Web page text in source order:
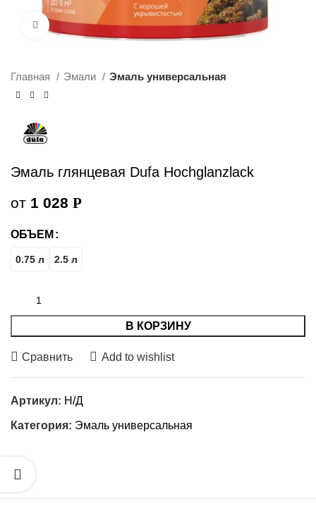
Увеличить
Главная Эмали Эмаль универсальная
Эмаль глянцевая Dufa Hochglanzlack
от 1 028 Р
ОБЪЕМ
0.75 л 2.5 л
В КОРЗИНУ
Сравнить Add to wishlist
Артикул: Н/Д
Категория: Эмаль универсальная